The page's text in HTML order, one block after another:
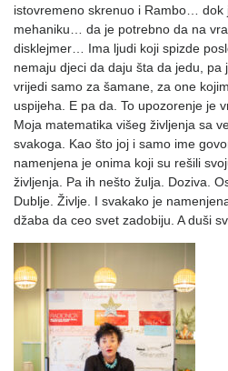
istovremeno skrenuo i Rambo… dok
mehaniku… da je potrebno da na
disklejmer… Ima ljudi koji spizde
nemaju djeci da daju šta da jedu, pa
vrijedi samo za šamane, za one
uspijeha. E pa da. To upozorenje je
Moja matematika višeg življenja sa
svakoga. Kao što joj i samo ime
namenjena je onima koji su rešili
življenja. Pa ih nešto žulja. Doziva.
Dublje. Življe. I svakako je
džaba da ceo svet zadobiju. A duši